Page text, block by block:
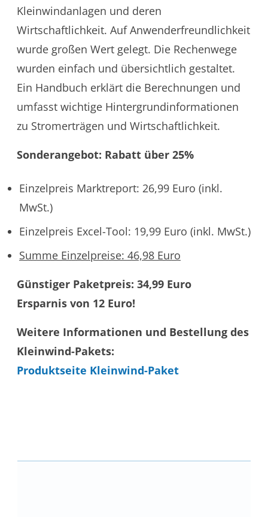
Kleinwindanlagen und deren
Wirtschaftlichkeit. Auf Anwenderfreundlichkeit
wurde großen Wert gelegt. Die Rechenwege
wurden einfach und übersichtlich gestaltet.
Ein Handbuch erklärt die Berechnungen und
umfasst wichtige Hintergrundinformationen
zu Stromerträgen und Wirtschaftlichkeit.
Sonderangebot: Rabatt über 25%
Einzelpreis Marktreport: 26,99 Euro (inkl.
MwSt.)
Einzelpreis Excel-Tool: 19,99 Euro (inkl. MwSt.)
Summe Einzelpreise: 46,98 Euro
Günstiger Paketpreis: 34,99 Euro
Ersparnis von 12 Euro!
Weitere Informationen und Bestellung des
Kleinwind-Pakets:
Produktseite Kleinwind-Paket